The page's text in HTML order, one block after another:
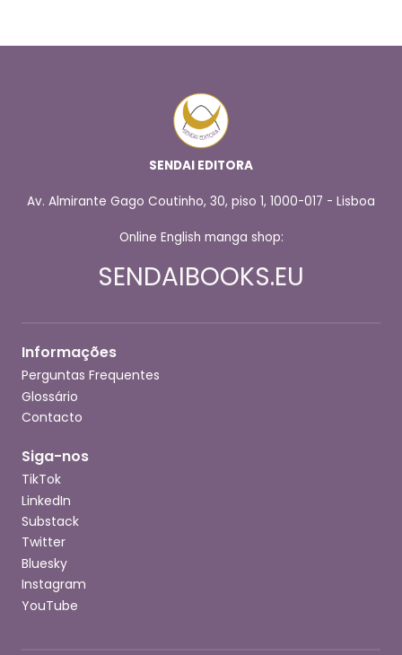
SENDAI EDITORA
Av. Almirante Gago Coutinho, 30, piso 1, 1000-017 - Lisboa
Online English manga shop:
SENDAIBOOKS.EU
Informações
Perguntas Frequentes
Glossário
Contacto
Siga-nos
TikTok
LinkedIn
Substack
Twitter
Bluesky
Instagram
YouTube